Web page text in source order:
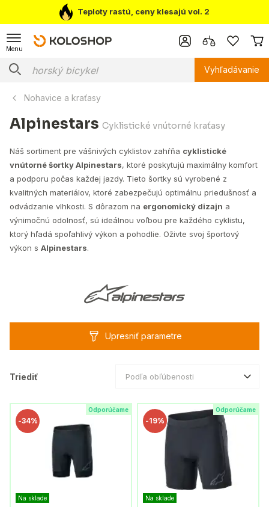
Teploty rastú, ceny klesajú vol. 2
Menu
Vyhľadávanie
Nohavice a kraťasy
Alpinestars Cyklistické vnútorné kraťasy
Náš sortiment pre vášnivých cyklistov zahŕňa cyklistické
vnútorné šortky Alpinestars, ktoré poskytujú maximálny komfort
a podporu počas každej jazdy. Tieto šortky sú vyrobené z
kvalitných materiálov, ktoré zabezpečujú optimálnu priedušnosť a
odvádzanie vlhkosti. S dôrazom na ergonomický dizajn a
výnimočnú odolnosť, sú ideálnou voľbou pre každého cyklistu,
ktorý hľadá spoľahlivý výkon a pohodlie. Oživte svoj športový
výkon s Alpinestars.
Upresniť parametre
Triediť Podľa obľúbenosti
Odporúčame
-34%
Na sklade
Odporúčame
-19%
Na sklade